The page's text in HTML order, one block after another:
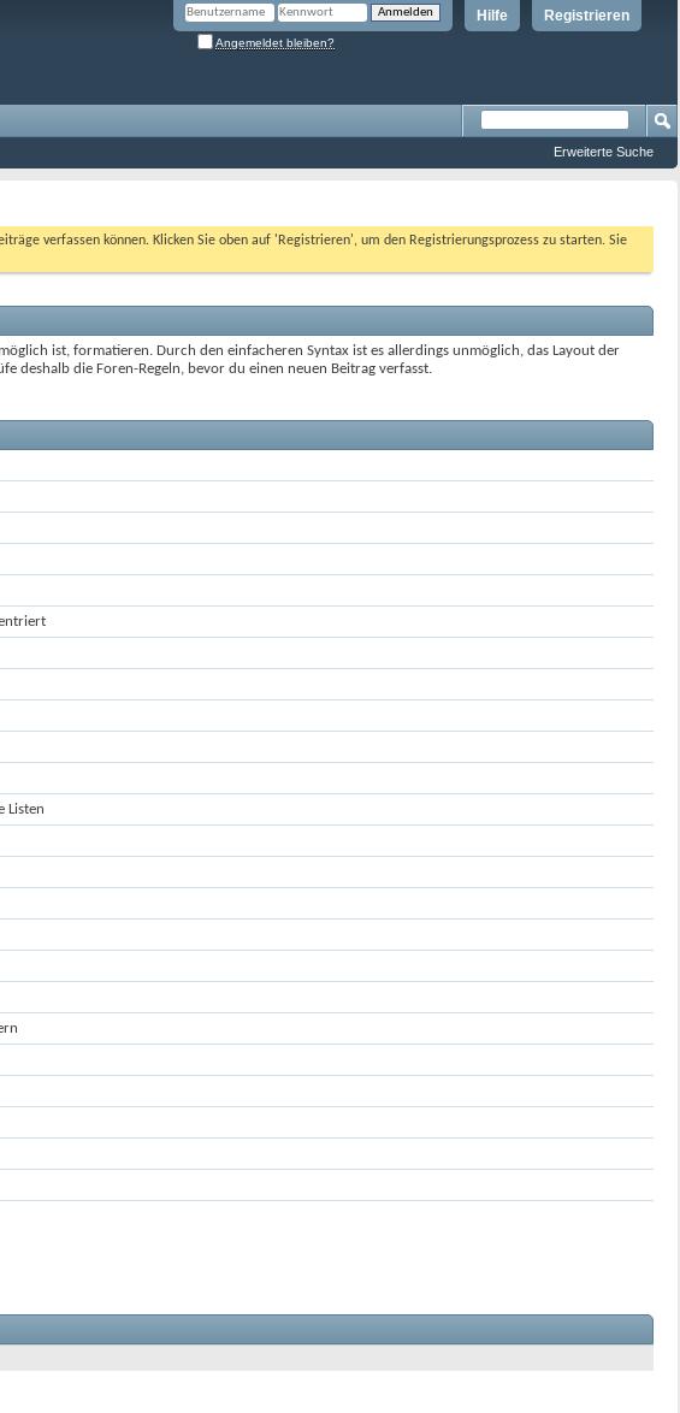
Registrieren
Hilfe
Angemeldet bleiben?
Erweiterte Suche
verfassen können. Klicken Sie oben auf 'Registrieren', um den Registrierungsprozess zu starten. Sie
ist, formatieren. Durch den einfacheren Syntax ist es allerdings unmöglich, das Layout der
deshalb die Foren-Regeln, bevor du einen neuen Beitrag verfasst.
Listen